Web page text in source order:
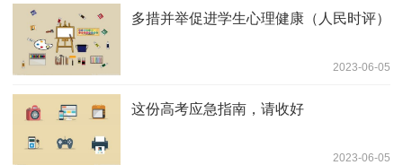
多措并举促进学生心理健康（人民时评）
2023-06-05
这份高考应急指南，请收好
2023-06-05